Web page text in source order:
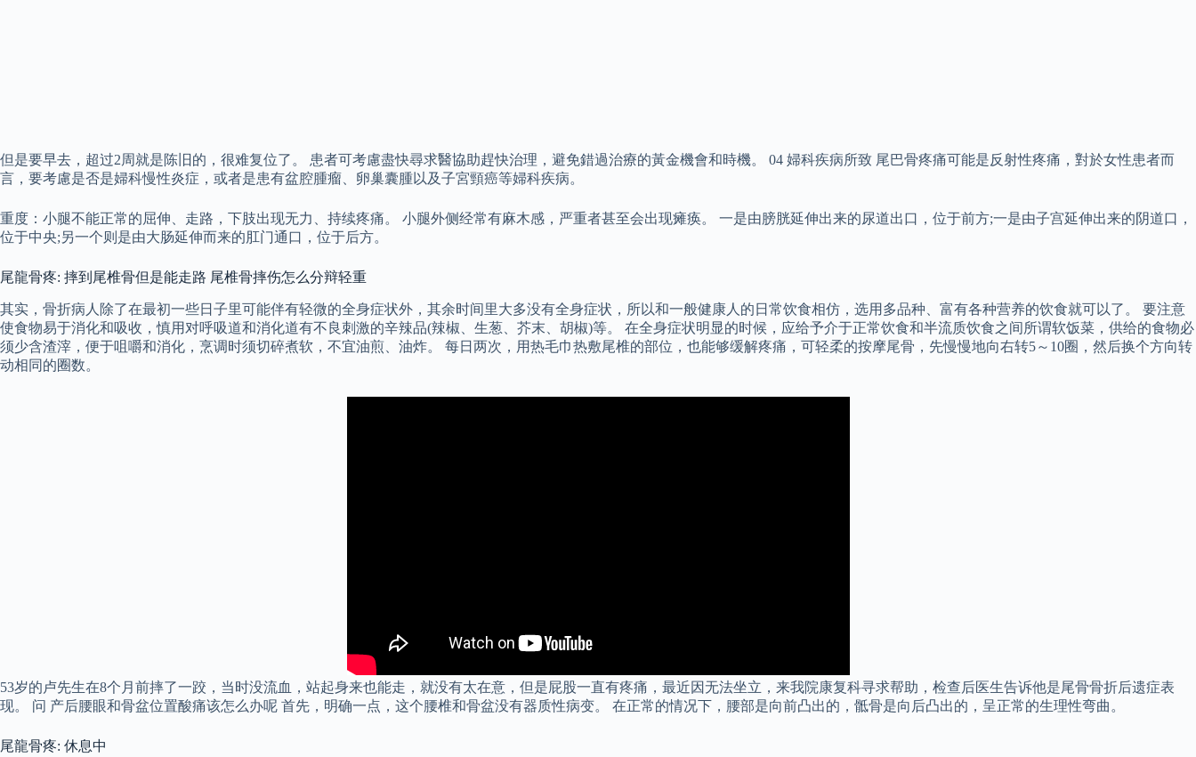
但是要早去，超过2周就是陈旧的，很难复位了。 患者可考慮盡快尋求醫協助趕快治理，避免錯過治療的黃金機會和時機。 04 婦科疾病所致 尾巴骨疼痛可能是反射性疼痛，對於女性患者而
言，要考慮是否是婦科慢性炎症，或者是患有盆腔腫瘤、卵巢囊腫以及子宮頸癌等婦科疾病。
重度：小腿不能正常的屈伸、走路，下肢出现无力、持续疼痛。 小腿外侧经常有麻木感，严重者甚至会出现瘫痪。 一是由膀胱延伸出来的尿道出口，位于前方;一是由子宫延伸出来的阴道口，
位于中央;另一个则是由大肠延伸而来的肛门通口，位于后方。
尾龍骨疼: 摔到尾椎骨但是能走路 尾椎骨摔伤怎么分辩轻重
其实，骨折病人除了在最初一些日子里可能伴有轻微的全身症状外，其余时间里大多没有全身症状，所以和一般健康人的日常饮食相仿，选用多品种、富有各种营养的饮食就可以了。 要注意
使食物易于消化和吸收，慎用对呼吸道和消化道有不良刺激的辛辣品(辣椒、生葱、芥末、胡椒)等。 在全身症状明显的时候，应给予介于正常饮食和半流质饮食之间所谓软饭菜，供给的食物必
须少含渣滓，便于咀嚼和消化，烹调时须切碎煮软，不宜油煎、油炸。 每日两次，用热毛巾热敷尾椎的部位，也能够缓解疼痛，可轻柔的按摩尾骨，先慢慢地向右转5～10圈，然后换个方向转
动相同的圈数。
53岁的卢先生在8个月前摔了一跤，当时没流血，站起身来也能走，就没有太在意，但是屁股一直有疼痛，最近因无法坐立，来我院康复科寻求帮助，检查后医生告诉他是尾骨骨折后遗症表
现。 问 产后腰眼和骨盆位置酸痛该怎么办呢 首先，明确一点，这个腰椎和骨盆没有器质性病变。 在正常的情况下，腰部是向前凸出的，骶骨是向后凸出的，呈正常的生理性弯曲。
尾龍骨疼: 休息中